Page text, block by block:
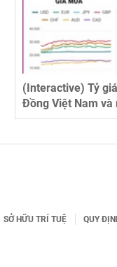
(Interactive) Tỷ
Đồng Việt Nam và
ngày 6/8/2026
SỞ HỮU TRÍ TUỆ QUY